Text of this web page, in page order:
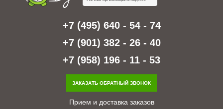
+7 (495) 640 - 54 - 74
+7 (901) 382 - 26 - 40
+7 (958) 196 - 11 - 53
ЗАКАЗАТЬ ОБРАТНЫЙ ЗВОНОК
Прием и доставка заказов